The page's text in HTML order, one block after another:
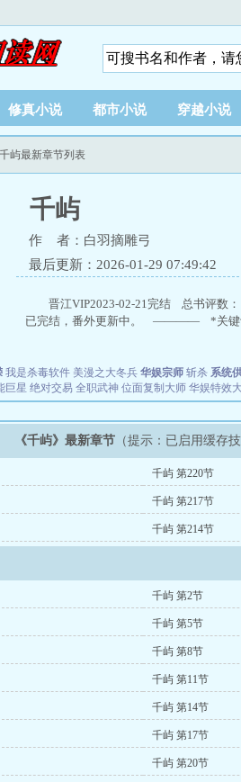
修真小说 都市小说 穿越小说
屿最新章节列表
千屿
作 者：白羽摘雕弓
最后更新：2026-01-29 07:49:42
晋江VIP2023-02-21完结 总书评数
已完结，番外更新中。 ———— *关键
我是杀毒软件 美漫之大冬兵 华娱宗师 斩杀 系统
巨星 绝对交易 全职武神 位面复制大师 华娱特效
《千屿》最新章节 （提示：已启用缓存
千屿 第220节
千屿 第217节
千屿 第214节
千屿 第2节
千屿 第5节
千屿 第8节
千屿 第11节
千屿 第14节
千屿 第17节
千屿 第20节